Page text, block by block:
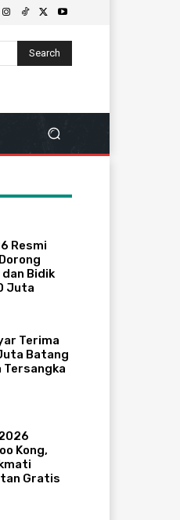
Search
Resmi
dan Bidik
Juta
Terima
Batang
Tersangka
Kong,
Gratis